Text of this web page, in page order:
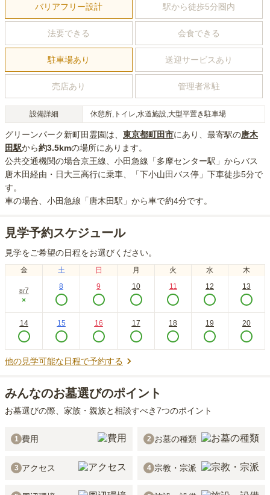
バリアフリー設計 駅から徒歩5分圏内
法要できる 会食できる
駐車場あり 送迎サービスあり
売店あり 管理者常駐
設備詳細 休憩所,トイレ,水道施設,大型平置き駐車場
グリーンパーク新町田霊園は、 東京都町田市にあり 、最寄駅の唐木
田駅から約3.5kmの場所にあり ます。
公共交通機関の場合京王線、小田急線「多摩センター駅」からバス
唐木田経由・日大三高行に乗車、「下小山田バス停」下車徒歩5分で
す。
車の場合、小田急線「唐木田駅」から車で約4分です。
見学予約スケジュール
見学をご希望の日程をお選びください。
金 土 日 月 火 水 木
8/7
×
8 9 10 11 12 13
14 15 16 17 18 19 20
他の見学可能な日程で予約する
みんなのお墓選びのポイント
お墓選びの際、家族・親族と相談すべき7つのポイント
1 費用 2 お墓の種類
3 アクセス 4 宗教・宗派